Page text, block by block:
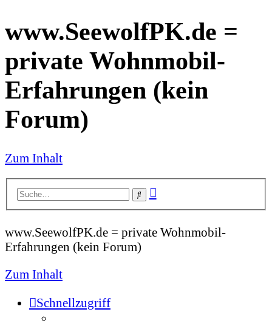
www.SeewolfPK.de =
private Wohnmobil-
Erfahrungen (kein
Forum)
Zum Inhalt
SucheErweiterte
www.SeewolfPK.de = private Wohnmobil-
Erfahrungen (kein Forum)
Zum Inhalt
Schnellzugriff